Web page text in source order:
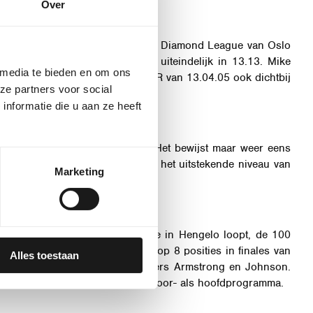
Over
te bieden en om ons
partners voor social
die u aan ze heeft
Marketing
Alles toestaan
week fungeerde hij in de Diamond League van Oslo
velen meelopen en finishte uiteindelijk in 13.13. Mike
Mahadi Abdi Ali, zit met een PR van 13.04.05 ook dichtbij
en gezet op 12.75. Het bewijst maar weer eens
kunnen zich optrekken aan het uitstekende niveau van
vorig jaar op de afstand die ze in Hengelo loopt, de 100
veroverde ze maar liefst tien top 8 posities in finales van
snelle Amerikaanse loopsters Armstrong en Johnson.
lopen zowel in het voor- als hoofdprogramma.